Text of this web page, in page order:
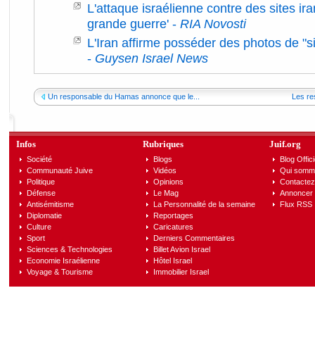
L'attaque israélienne contre des sites
grande guerre'- RIA Novosti
L'Iran affirme posséder des photos de
- Guysen Israel News
Un responsable du Hamas annonce que le... Les
Infos
Société
Communauté Juive
Politique
Défense
Antisémitisme
Diplomatie
Culture
Sport
Sciences & Technologies
Economie Israélienne
Voyage & Tourisme
Rubriques
Blogs
Vidéos
Opinions
Le Mag
La Personnalité de la semaine
Reportages
Caricatures
Derniers Commentaires
Billet Avion Israel
Hôtel Israel
Immobilier Israel
Juif.org
Blog
Qui
Annoncer
Flux RSS